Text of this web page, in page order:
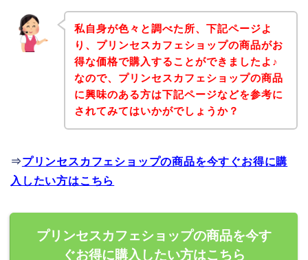
私自身が色々と調べた所、下記ページよ
り、プリンセスカフェショップの商品がお
得な価格で購入することができましたよ♪
なので、プリンセスカフェショップの商品
に興味のある方は下記ページなどを参考に
されてみてはいかがでしょうか？
⇒プリンセスカフェショップの商品を今すぐお得に購
入したい方はこちら
プリンセスカフェショップの商品を今す
ぐお得に購入したい方はこちら